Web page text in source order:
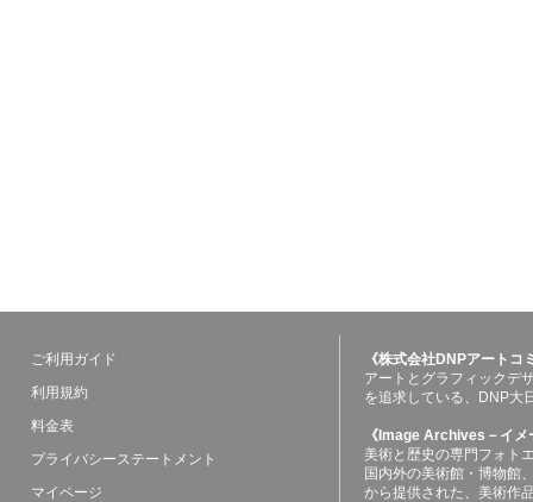
ご利用ガイド
利用規約
料金表
プライバシーステートメント
マイページ
《株式会社DNPアート
アートとグラフィックデ
を追求している、DNP大
《Image Archives－イ
美術と歴史の専門フォト
国内外の美術館・博物館
から提供された、美術作